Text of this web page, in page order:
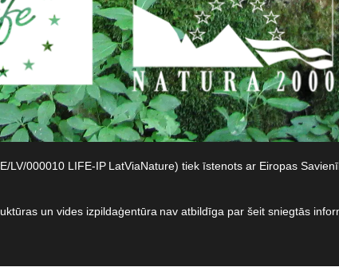
000010 LIFE-IP LatViaNature) tiek īstenots ar Eiropas
un vides izpildaģentūra nav atbildīga par šeit sniegtās